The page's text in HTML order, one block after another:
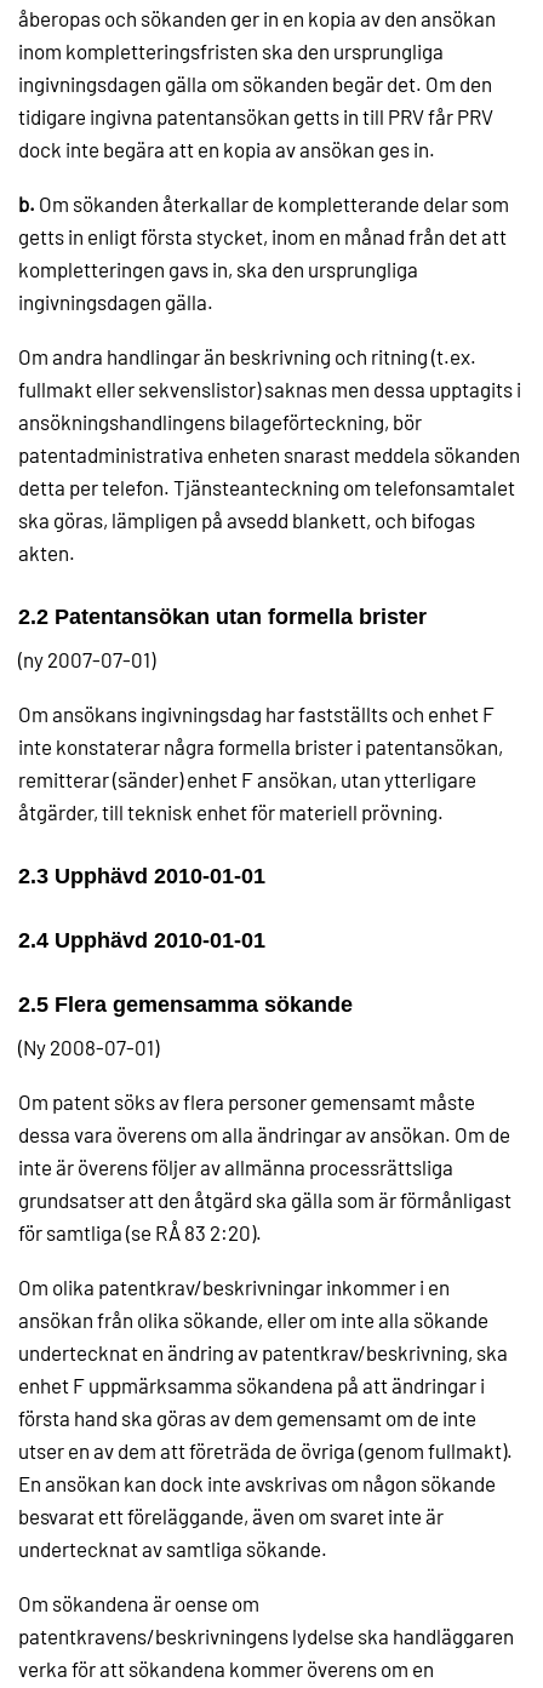
åberopas och sökanden ger in en kopia av den ansökan
inom kompletteringsfristen ska den ursprungliga
ingivningsdagen gälla om sökanden begär det. Om den
tidigare ingivna patentansökan getts in till PRV får PRV
dock inte begära att en kopia av ansökan ges in.
b. Om sökanden återkallar de kompletterande delar som
getts in enligt första stycket, inom en månad från det att
kompletteringen gavs in, ska den ursprungliga
ingivningsdagen gälla.
Om andra handlingar än beskrivning och ritning (t.ex.
fullmakt eller sekvenslistor) saknas men dessa upptagits i
ansökningshandlingens bilageförteckning, bör
patentadministrativa enheten snarast meddela sökanden
detta per telefon. Tjänsteanteckning om telefonsamtalet
ska göras, lämpligen på avsedd blankett, och bifogas
akten.
2.2 Patentansökan utan formella brister
(ny 2007-07-01)
Om ansökans ingivningsdag har fastställts och enhet F
inte konstaterar några formella brister i patentansökan,
remitterar (sänder) enhet F ansökan, utan ytterligare
åtgärder, till teknisk enhet för materiell prövning.
2.3 Upphävd 2010-01-01
2.4 Upphävd 2010-01-01
2.5 Flera gemensamma sökande
(Ny 2008-07-01)
Om patent söks av flera personer gemensamt måste
dessa vara överens om alla ändringar av ansökan. Om de
inte är överens följer av allmänna processrättsliga
grundsatser att den åtgärd ska gälla som är förmånligast
för samtliga (se RÅ 83 2:20).
Om olika patentkrav/beskrivningar inkommer i en
ansökan från olika sökande, eller om inte alla sökande
undertecknat en ändring av patentkrav/beskrivning, ska
enhet F uppmärksamma sökandena på att ändringar i
första hand ska göras av dem gemensamt om de inte
utser en av dem att företräda de övriga (genom fullmakt).
En ansökan kan dock inte avskrivas om någon sökande
besvarat ett föreläggande, även om svaret inte är
undertecknat av samtliga sökande.
Om sökandena är oense om
patentkravens/beskrivningens lydelse ska handläggaren
verka för att sökandena kommer överens om en